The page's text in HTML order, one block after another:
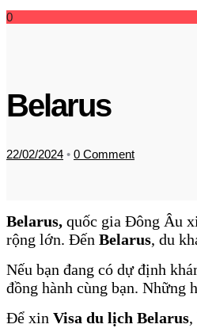
0
Belarus
22/02/2024 • 0 Comment
Belarus, quốc gia Đông Âu
rộng lớn. Đến Belarus, du
Nếu bạn đang có dự định
đồng hành cùng bạn. Những
Để xin Visa du lịch Belarus,